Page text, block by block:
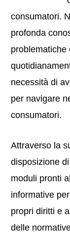
consumatori.
profonda
problematiche
necessità di
per navigare
consumatori.
Attraverso la
disposizione
moduli pronti
informative
propri diritti e
delle